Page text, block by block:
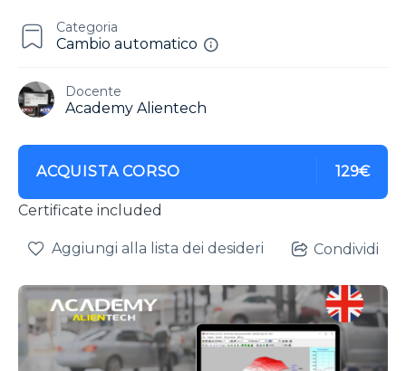
Categoria
Cambio automatico
Docente
Academy Alientech
ACQUISTA CORSO 129€
Certificate included
Aggiungi alla lista dei desideri Condividi